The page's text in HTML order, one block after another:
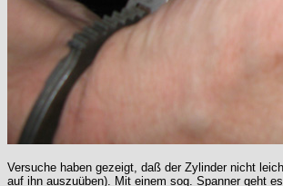
Versuche haben gezeigt, daß der Zylinder nicht
auf ihn auszuüben). Mit einem sog. Spanner geht